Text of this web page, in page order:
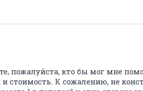
пожалуйста, кто бы мог мне
стоимость. К сожалению, не